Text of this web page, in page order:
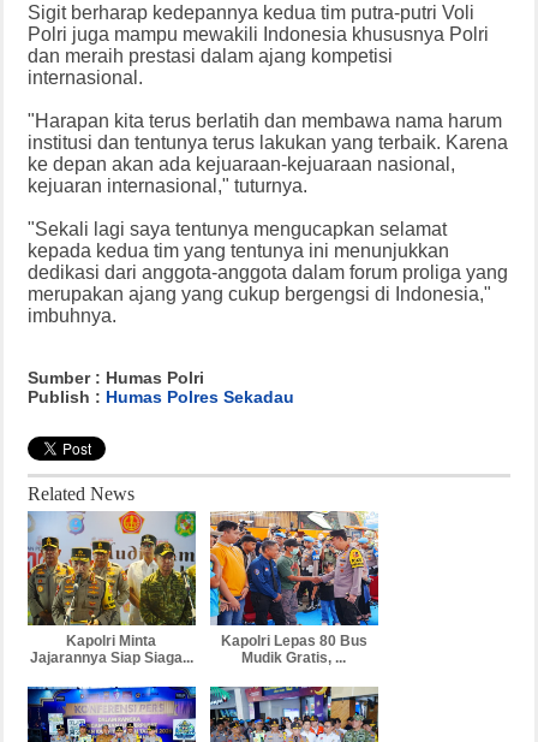
Sigit berharap kedepannya kedua tim putra-putri Voli
Polri juga mampu mewakili Indonesia khususnya Polri
dan meraih prestasi dalam ajang kompetisi
internasional.
"Harapan kita terus berlatih dan membawa nama harum
institusi dan tentunya terus lakukan yang terbaik. Karena
ke depan akan ada kejuaraan-kejuaraan nasional,
kejuaran internasional," tuturnya.
"Sekali lagi saya tentunya mengucapkan selamat
kepada kedua tim yang tentunya ini menunjukkan
dedikasi dari anggota-anggota dalam forum proliga yang
merupakan ajang yang cukup bergengsi di Indonesia,"
imbuhnya.
Sumber : Humas Polri
Publish : Humas Polres Sekadau
Related News
Kapolri Minta
Jajarannya Siap Siaga...
Kapolri Lepas 80 Bus
Mudik Gratis, ...